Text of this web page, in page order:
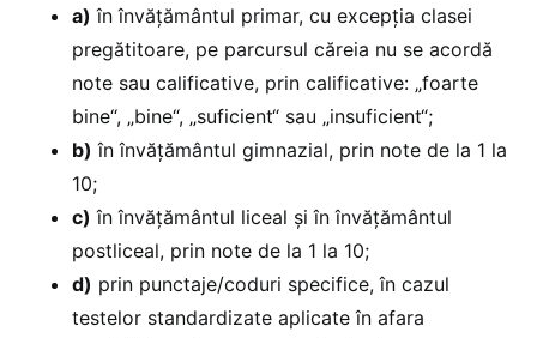
a) în învățământul primar, cu excepția clasei
pregătitoare, pe parcursul căreia nu se acordă
note sau calificative, prin calificative: „foarte
bine“, „bine“, „suficient“ sau „insuficient“;
b) în învățământul gimnazial, prin note de la 1 la
10;
c) în învățământul liceal și în învățământul
postliceal, prin note de la 1 la 10;
d) prin punctaje/coduri specifice, în cazul
testelor standardizate aplicate în afara